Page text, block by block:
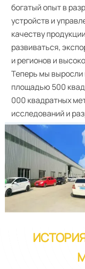
богатый опыт в
устройств и
качеству
развиваться,
и регионов и
Теперь мы
площадью 500
000 квадратных
исследований и